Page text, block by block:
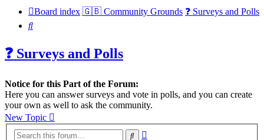
Board index 🇬🇧 Community Grounds ❓ Surveys and Polls
Search
❓ Surveys and Polls
Notice for this Part of the Forum:
Here you can answer surveys and vote in polls, and you can create
your own as well to ask the community.
New Topic
Search